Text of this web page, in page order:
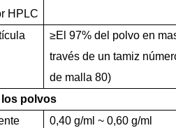
HPLC
≥El 97% del polvo en
través de un tamiz
de malla 80)
polvos
0,40 g/ml ~ 0,60 g/ml